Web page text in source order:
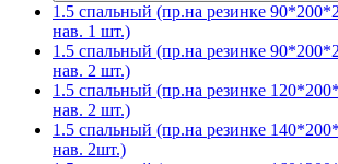
1.5 спальный (пр.на резинке
нав. 1 шт.)
1.5 спальный (пр.на резинке
нав. 2 шт.)
1.5 спальный (пр.на резинке
нав. 2 шт.)
1.5 спальный (пр.на резинке
нав. 2шт.)